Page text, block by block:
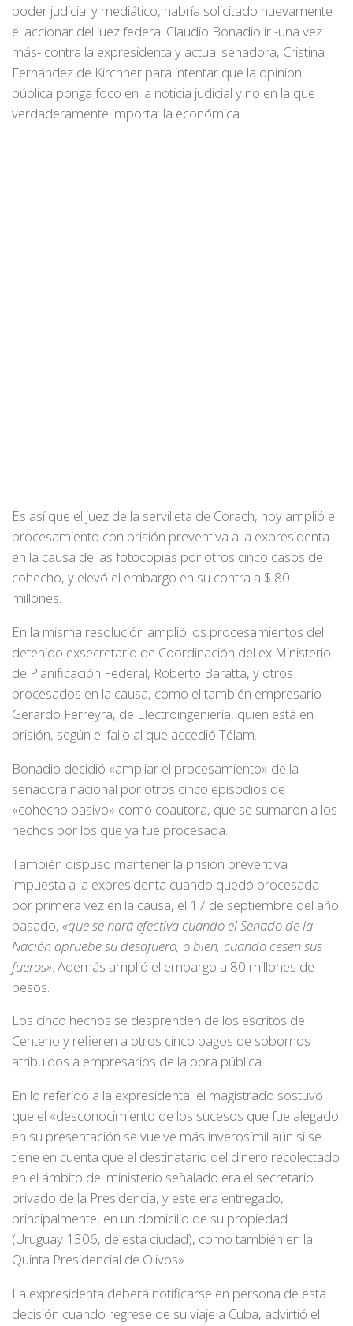
poder judicial y mediático, habría solicitado nuevamente
el accionar del juez federal Claudio Bonadio ir -una vez
más- contra la expresidenta y actual senadora, Cristina
Fernández de Kirchner para intentar que la opinión
pública ponga foco en la noticia judicial y no en la que
verdaderamente importa: la económica.
Es así que el juez de la servilleta de Corach, hoy amplió el
procesamiento con prisión preventiva a la expresidenta
en la causa de las fotocopias por otros cinco casos de
cohecho, y elevó el embargo en su contra a $ 80
millones.
En la misma resolución amplió los procesamientos del
detenido exsecretario de Coordinación del ex Ministerio
de Planificación Federal, Roberto Baratta, y otros
procesados en la causa, como el también empresario
Gerardo Ferreyra, de Electroingeniería, quien está en
prisión, según el fallo al que accedió Télam.
Bonadio decidió «ampliar el procesamiento» de la
senadora nacional por otros cinco episodios de
«cohecho pasivo» como coautora, que se sumaron a los
hechos por los que ya fue procesada.
También dispuso mantener la prisión preventiva
impuesta a la expresidenta cuando quedó procesada
por primera vez en la causa, el 17 de septiembre del año
pasado, «que se hará efectiva cuando el Senado de la
Nación apruebe su desafuero, o bien, cuando cesen sus
fueros» . Además amplió el embargo a 80 millones de
pesos.
Los cinco hechos se desprenden de los escritos de
Centeno y refieren a otros cinco pagos de sobornos
atribuidos a empresarios de la obra pública.
En lo referido a la expresidenta, el magistrado sostuvo
que el «desconocimiento de los sucesos que fue alegado
en su presentación se vuelve más inverosímil aún si se
tiene en cuenta que el destinatario del dinero recolectado
en el ámbito del ministerio señalado era el secretario
privado de la Presidencia, y este era entregado,
principalmente, en un domicilio de su propiedad
(Uruguay 1306, de esta ciudad), como también en la
Quinta Presidencial de Olivos».
La expresidenta deberá notificarse en persona de esta
decisión cuando regrese de su viaje a Cuba, advirtió el